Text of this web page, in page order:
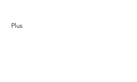
Plus